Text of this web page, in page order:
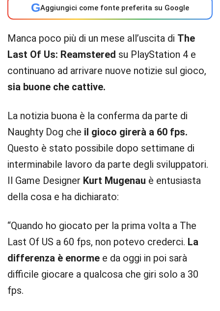
GAggiungici come fonte preferita su Google
Manca poco più di un mese all’uscita di The
Last Of Us: Reamstered su PlayStation 4 e
continuano ad arrivare nuove notizie sul gioco,
sia buone che cattive.
La notizia buona è la conferma da parte di
Naughty Dog che il gioco girerà a 60 fps.
Questo è stato possibile dopo settimane di
interminabile lavoro da parte degli sviluppatori.
Il Game Designer Kurt Mugenau è entusiasta
della cosa e ha dichiarato:
“Quando ho giocato per la prima volta a The
Last Of US a 60 fps, non potevo crederci. La
differenza è enorme e da oggi in poi sarà
difficile giocare a qualcosa che giri solo a 30
fps.